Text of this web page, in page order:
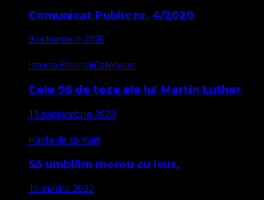
Comunicat Public nr. 4/2020
9 octombrie 2020
Istoria BisericiiCatehism
Cele 95 de teze ale lui Martin Luther
11 septembrie 2020
Harfa de cantari
Să umblăm mereu cu Isus,
15 martie 2022